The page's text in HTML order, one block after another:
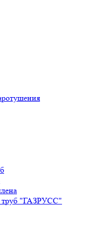
труб "ГАЗРУСС"